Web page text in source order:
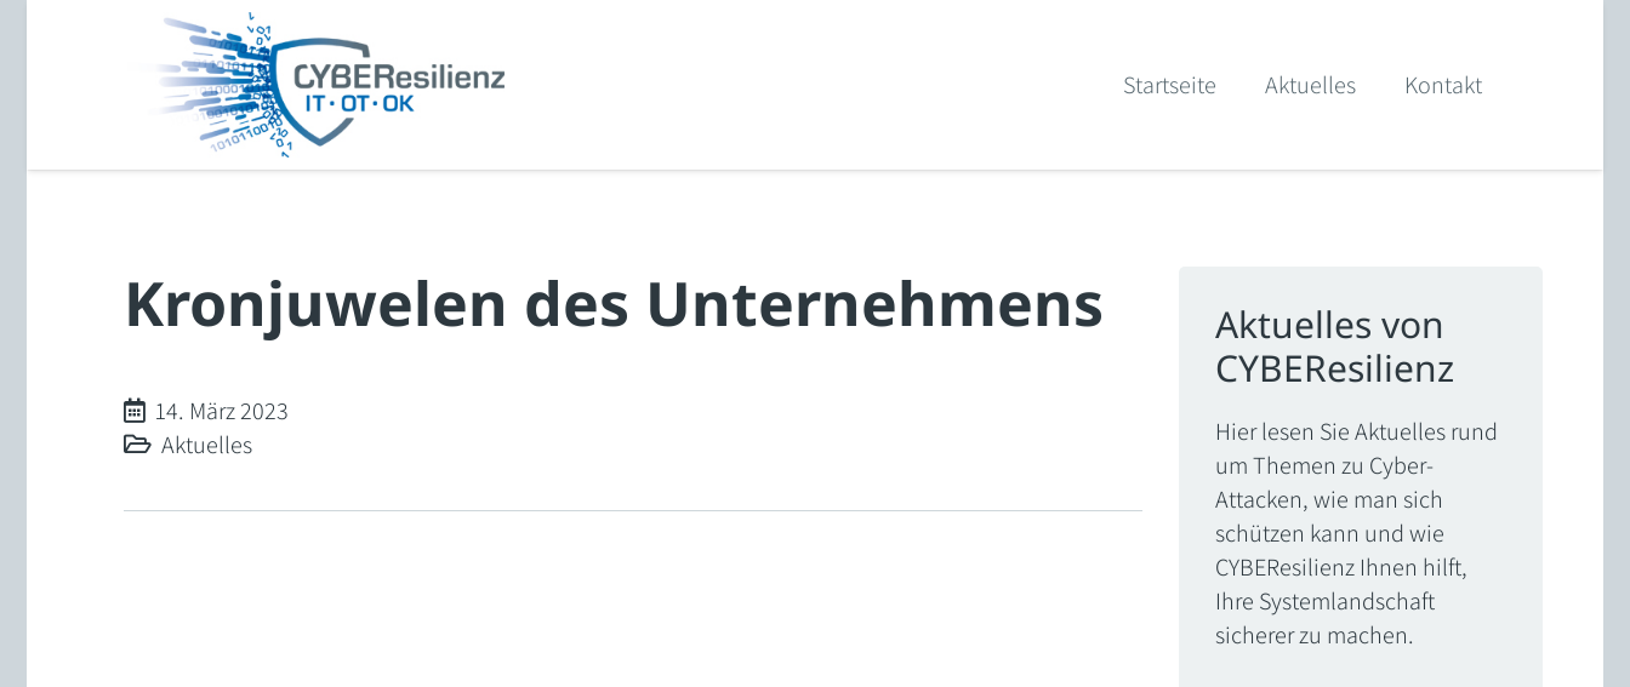
Startseite Aktuelles Kontakt
Kronjuwelen des Unternehmens
14. März 2023
Aktuelles
Aktuelles von
CYBEResilienz
Hier lesen Sie Aktuelles rund
um Themen zu Cyber-
Attacken, wie man sich
schützen kann und wie
CYBEResilienz Ihnen hilft,
Ihre Systemlandschaft
sicherer zu machen.